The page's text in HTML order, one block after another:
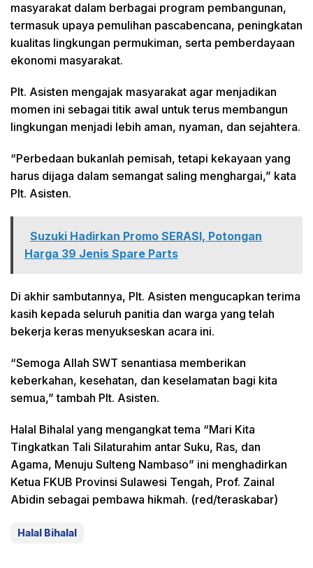
masyarakat dalam berbagai program pembangunan,
termasuk upaya pemulihan pascabencana, peningkatan
kualitas lingkungan permukiman, serta pemberdayaan
ekonomi masyarakat.
Plt. Asisten mengajak masyarakat agar menjadikan
momen ini sebagai titik awal untuk terus membangun
lingkungan menjadi lebih aman, nyaman, dan sejahtera.
“Perbedaan bukanlah pemisah, tetapi kekayaan yang
harus dijaga dalam semangat saling menghargai,” kata
Plt. Asisten.
Suzuki Hadirkan Promo SERASI, Potongan
Harga 39 Jenis Spare Parts
Di akhir sambutannya, Plt. Asisten mengucapkan terima
kasih kepada seluruh panitia dan warga yang telah
bekerja keras menyukseskan acara ini.
“Semoga Allah SWT senantiasa memberikan
keberkahan, kesehatan, dan keselamatan bagi kita
semua,” tambah Plt. Asisten.
Halal Bihalal yang mengangkat tema “Mari Kita
Tingkatkan Tali Silaturahim antar Suku, Ras, dan
Agama, Menuju Sulteng Nambaso” ini menghadirkan
Ketua FKUB Provinsi Sulawesi Tengah, Prof. Zainal
Abidin sebagai pembawa hikmah. (red/teraskabar)
Halal Bihalal